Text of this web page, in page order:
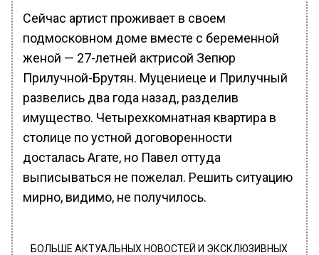
Сейчас артист проживает в своем
подмосковном доме вместе с беременной
женой — 27-летней актрисой Зепюр
Прилучной-Брутян. Муцениеце и Прилучный
развелись два года назад, разделив
имущество. Четырехкомнатная квартира в
столице по устной договоренности
досталась Агате, но Павел оттуда
выписываться не пожелал. Решить ситуацию
мирно, видимо, не получилось.
БОЛЬШЕ АКТУАЛЬНЫХ НОВОСТЕЙ И ЭКСКЛЮЗИВНЫХ